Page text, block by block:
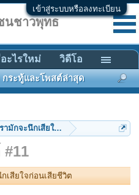
เข้าสู่ระบบหรือลงทะเบียน
ามักจะนึกเสียใจก่อนเสียชีวิต
เสียใจก่อนเสียชีวิต
นชาวพุทธ
กระทู้และโพสต์ล่าสุด
ะไรใหม่ วิดีโอ